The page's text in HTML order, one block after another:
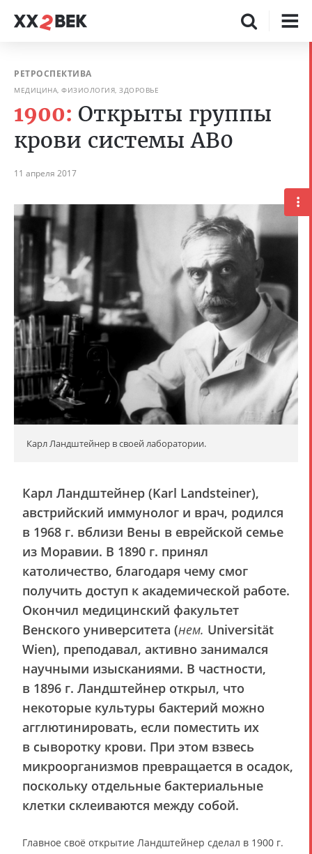
РЕТРОСПЕКТИВА
МЕДИЦИНА, ФИЗИОЛОГИЯ, ЗДОРОВЬЕ
1900: Открыты группы
крови системы AB0
11 апреля 2017
Карл Ландштейнер в своей лаборатории.
Карл Ландштейнер (Karl Landsteiner),
австрийский иммунолог и врач, родился
в 1968 г. вблизи Вены в еврейской семье
из Моравии. В 1890 г. принял
католичество, благодаря чему смог
получить доступ к академической работе.
Окончил медицинский факультет
Венского университета (нем. Universität
Wien), преподавал, активно занимался
научными изысканиями. В частности,
в 1896 г. Ландштейнер открыл, что
некоторые культуры бактерий можно
агглютинировать, если поместить их
в сыворотку крови. При этом взвесь
микроорганизмов превращается в осадок,
поскольку отдельные бактериальные
клетки склеиваются между собой.
Главное своё открытие Ландштейнер сделал в 1900 г.